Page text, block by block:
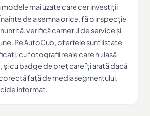
modele mai uzate care cer investiții
de a semna orice, fă o inspecție
verifică carnetul de service și
Pe AutoCub, ofertele sunt listate
cu fotografii reale care nu lasă
și cu badge de preț care îți arată dacă
față de media segmentului.
informat.